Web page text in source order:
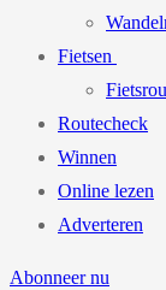
Fietsen
Routecheck
Winnen
Online lezen
Adverteren
Abonneer nu